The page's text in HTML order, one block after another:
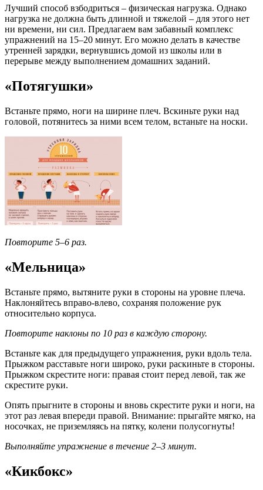
Лучший способ взбодриться – физическая нагрузка. Однако
нагрузка не должна быть длинной и тяжелой – для этого нет
ни времени, ни сил. Предлагаем вам забавный комплекс
упражнений на 15–20 минут. Его можно делать в качестве
утренней зарядки, вернувшись домой из школы или в
перерыве между выполнением домашних заданий.
«Потягушки»
Встаньте прямо, ноги на ширине плеч. Вскиньте руки над
головой, потянитесь за ними всем телом, встаньте на носки.
Повторите 5–6 раз.
«Мельница»
Встаньте прямо, вытяните руки в стороны на уровне плеча.
Наклоняйтесь вправо‑влево, сохраняя положение рук
относительно корпуса.
Повторите наклоны по 10 раз в каждую сторону.
Встаньте как для предыдущего упражнения, руки вдоль тела.
Прыжком расставьте ноги широко, руки раскиньте в стороны.
Прыжком скрестите ноги: правая стоит перед левой, так же
скрестите руки.
Опять прыгните в стороны и вновь скрестите руки и ноги, на
этот раз левая впереди правой. Внимание: прыгайте мягко, на
носочках, не приземляясь на пятку, колени полусогнуты!
Выполняйте упражнение в течение 2–3 минут.
«Кикбокс»